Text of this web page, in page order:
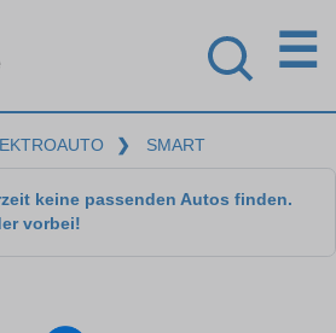
☰
❯ SMART
keine passenden Autos finden.
vorbei!